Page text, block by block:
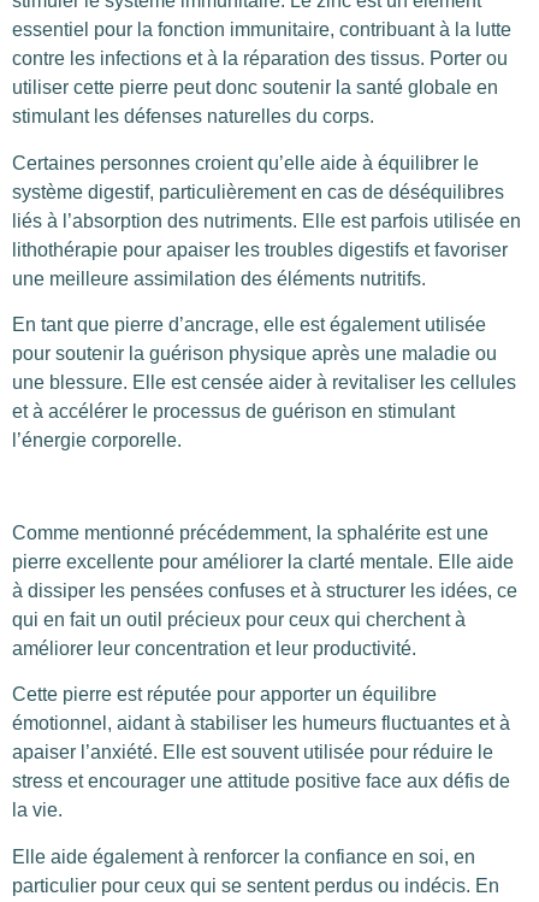
essentiel pour la fonction immunitaire, contribuant à la lutte
contre les infections et à la réparation des tissus. Porter ou
utiliser cette pierre peut donc soutenir la santé globale en
stimulant les défenses naturelles du corps.
Certaines personnes croient qu’elle aide à équilibrer le
système digestif, particulièrement en cas de déséquilibres
liés à l’absorption des nutriments. Elle est parfois utilisée en
lithothérapie pour apaiser les troubles digestifs et favoriser
une meilleure assimilation des éléments nutritifs.
En tant que pierre d’ancrage, elle est également utilisée
pour soutenir la guérison physique après une maladie ou
une blessure. Elle est censée aider à revitaliser les cellules
et à accélérer le processus de guérison en stimulant
l’énergie corporelle.
Comme mentionné précédemment, la sphalérite est une
pierre excellente pour améliorer la clarté mentale. Elle aide
à dissiper les pensées confuses et à structurer les idées, ce
qui en fait un outil précieux pour ceux qui cherchent à
améliorer leur concentration et leur productivité.
Cette pierre est réputée pour apporter un équilibre
émotionnel, aidant à stabiliser les humeurs fluctuantes et à
apaiser l’anxiété. Elle est souvent utilisée pour réduire le
stress et encourager une attitude positive face aux défis de
la vie.
Elle aide également à renforcer la confiance en soi, en
particulier pour ceux qui se sentent perdus ou indécis. En